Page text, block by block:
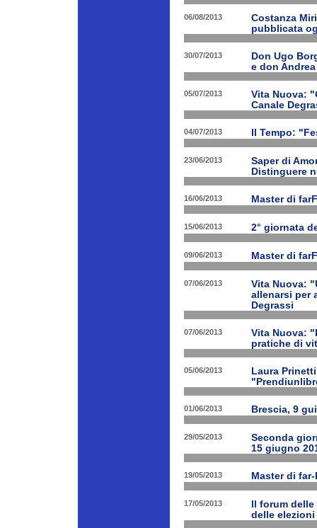
06/08/2013
Costanza
pubblicata
30/07/2013
Don Ugo
e don
05/07/2013
Vita Nuova:
Canale
04/07/2013 Il Tempo:
23/06/2013
Saper di
Distinguere
16/06/2013 Master di
15/06/2013 2° giornata
09/06/2013 Master di
07/06/2013
Vita Nuova:
allenarsi per
Degrassi
07/06/2013
Vita Nuova:
pratiche di
05/06/2013
Laura
01/06/2013 Brescia, 9
29/05/2013
Seconda
15 giugno
19/05/2013 Master di
17/05/2013
Il forum
delle elezioni